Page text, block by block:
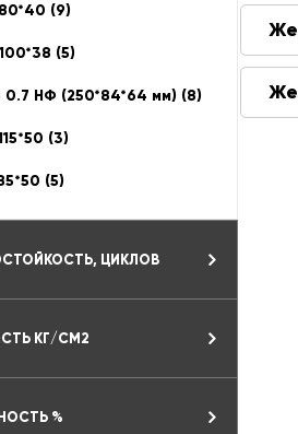
(9)
(5)
0.7 НФ (250*84*64 мм) (8)
(3)
(5)
ЦИКЛОВ
КГ/СМ2
%